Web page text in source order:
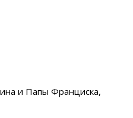
и Папы Франциска,